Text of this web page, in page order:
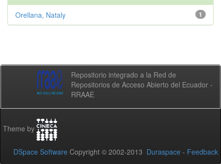
1
Orellana, Nataly
Repositorio integrado a la Red de
Repositorios de Acceso Abierto del Ecuador -
RRAAE
Theme by
DSpace Software Copyright © 2002-2013 Duraspace - Feedback